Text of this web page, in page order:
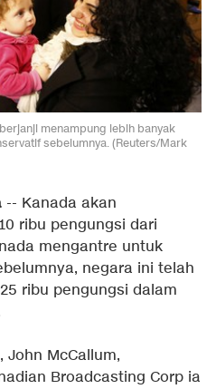
menampung lebih banyak
sebelumnya. (Reuters/Mark
-- Kanada akan
ribu pengungsi dari
mengantre untuk
negara ini telah
ribu pengungsi dalam
John McCallum,
Broadcasting Corp ia